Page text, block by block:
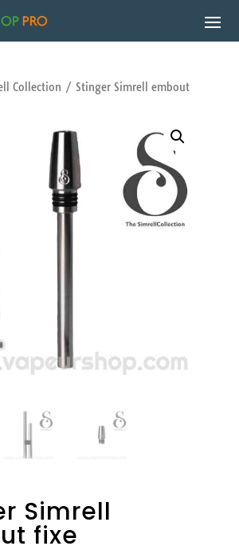
Collection / Stinger Simrell embout
Simrell
fixe